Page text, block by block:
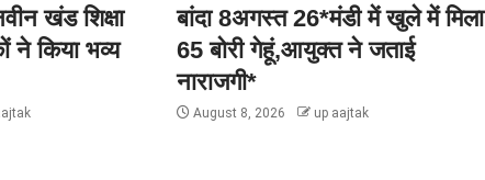
खंड शिक्षा
ने किया भव्य
बांदा 8अगस्त 26*मंडी में खुले में मिला
65 बोरी गेहूं,आयुक्त ने जताई
नाराजगी*
August 8, 2026 up aajtak